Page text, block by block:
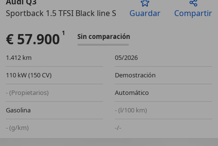
Anterior
Sportback 1.5 TFSI Black line S tronic 110kW
Guardar Compartir
€ 57.900 Sin comparación
1.412 km
05/2026
110 kW (150 CV)
Demostración
- (Propietarios)
Automático
Gasolina
- (l/100 km)
- (g/km)
-/-